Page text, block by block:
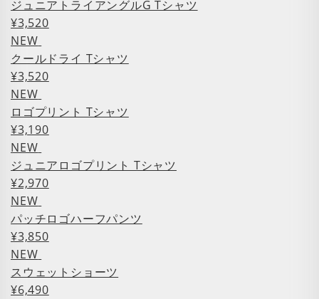
ジュニアトライアングルG Tシャツ
¥3,520
NEW
クールドライ Tシャツ
¥3,520
NEW
ロゴプリント Tシャツ
¥3,190
NEW
ジュニアロゴプリント Tシャツ
¥2,970
NEW
パッチロゴハーフパンツ
¥3,850
NEW
スウェットショーツ
¥6,490